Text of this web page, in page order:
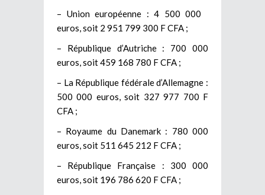
– Union européenne : 4 500 000
euros, soit 2 951 799 300 F CFA ;
– République d’Autriche : 700 000
euros, soit 459 168 780 F CFA ;
– La République fédérale d’Allemagne :
500 000 euros, soit 327 977 700 F
CFA ;
– Royaume du Danemark : 780 000
euros, soit 511 645 212 F CFA ;
– République Française : 300 000
euros, soit 196 786 620 F CFA ;